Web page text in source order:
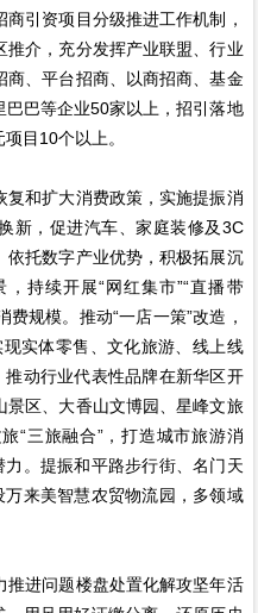
引资项目分级推进工作机制，
介，充分发挥产业联盟、行业
、平台招商、以商招商、基金
巴等企业50家以上，招引落地
目10个以上。
和扩大消费政策，实施提振消
新，促进汽车、家庭装修及3C
依托数字产业优势，积极拓展沉
持续开展“网红集市”“直播带
费规模。推动“一店一策”改造，
现实体零售、文化旅游、线上线
推动行业代表性品牌在新华区开
区、大香山文博园、星峰文旅
“三旅融合”，打造城市旅游消
力。提振和平路步行街、名门天
万来美智慧农贸物流园，多领域
进问题楼盘处置化解攻坚年活